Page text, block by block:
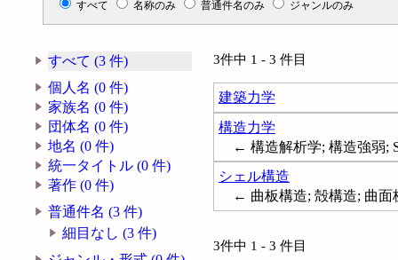
すべて 名称のみ 普通件名のみ ジャンルのみ
すべて (3 件)
個人名 (0 件)
家族名 (0 件)
団体名 (0 件)
地名 (0 件)
統一タイトル (0 件)
著作 (0 件)
普通件名 (3 件)
細目なし (3 件)
3件中 1 - 3 件目
建築力学
構造力学
← 構造解析学; 構造強弱;
シェル構造
← 曲板構造; 殻構造; 曲面
3件中 1 - 3 件目